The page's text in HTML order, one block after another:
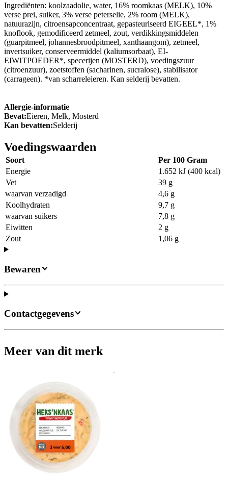
Ingrediënten: koolzaadolie, water, 16% roomkaas (MELK), 10%
verse prei, suiker, 3% verse peterselie, 2% room (MELK),
natuurazijn, citroensapconcentraat, gepasteuriseerd EIGEEL*, 1%
knoflook, gemodificeerd zetmeel, zout, verdikkingsmiddelen
(guarpitmeel, johannesbroodpitmeel, xanthaangom), zetmeel,
invertsuiker, conserveermiddel (kaliumsorbaat), EI-
EIWITPOEDER*, specerijen (MOSTERD), voedingszuur
(citroenzuur), zoetstoffen (sacharinen, sucralose), stabilisator
(carrageen). *van scharreleieren. Kan selderij bevatten.
Allergie-informatie
Bevat:Eieren, Melk, Mosterd
Kan bevatten:Selderij
Voedingswaarden
Soort
Per 100 Gram
Energie
1.652 kJ (400 kcal)
Vet
39 g
waarvan verzadigd
4,6 g
Koolhydraten
9,7 g
waarvan suikers
7,8 g
Eiwitten
2 g
Zout
1,06 g
Bewaren
Contactgegevens
Meer van dit merk